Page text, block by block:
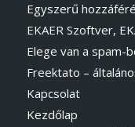
Egyszerű
EKAER Szoftver,
Elege van a spam-
Freektato –
Kapcsolat
Kezdőlap